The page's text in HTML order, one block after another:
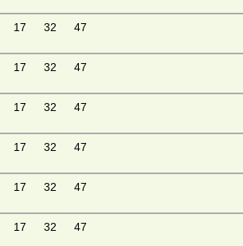
17 32 47
17 32 47
17 32 47
17 32 47
17 32 47
17 32 47